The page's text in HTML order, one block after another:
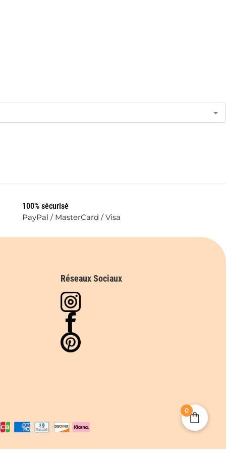
100% sécurisé
PayPal / MasterCard / Visa
Réseaux Sociaux
0